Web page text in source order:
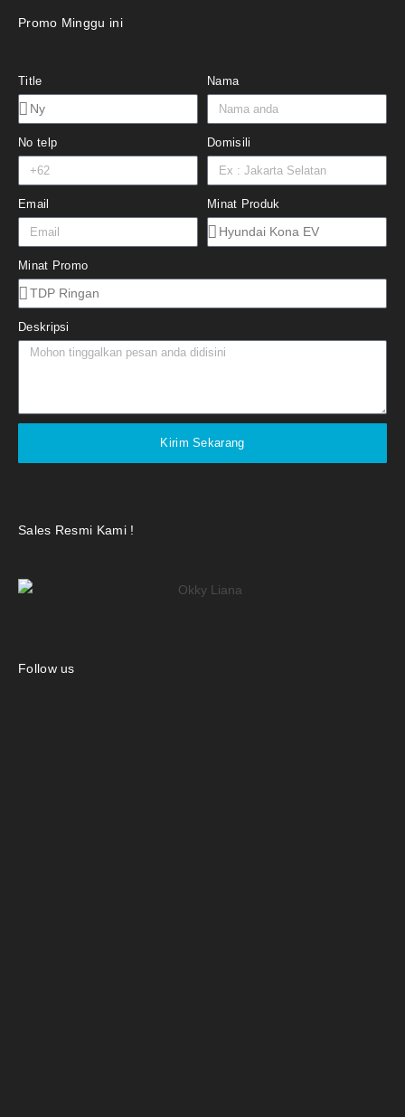
Promo Minggu ini
Title Nama
No telp Domisili
Email Minat Produk
Minat Promo
Deskripsi
Kirim Sekarang
Sales Resmi Kami !
Follow us